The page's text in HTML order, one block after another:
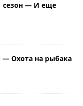
сезон — И еще
— Охота на рыбака